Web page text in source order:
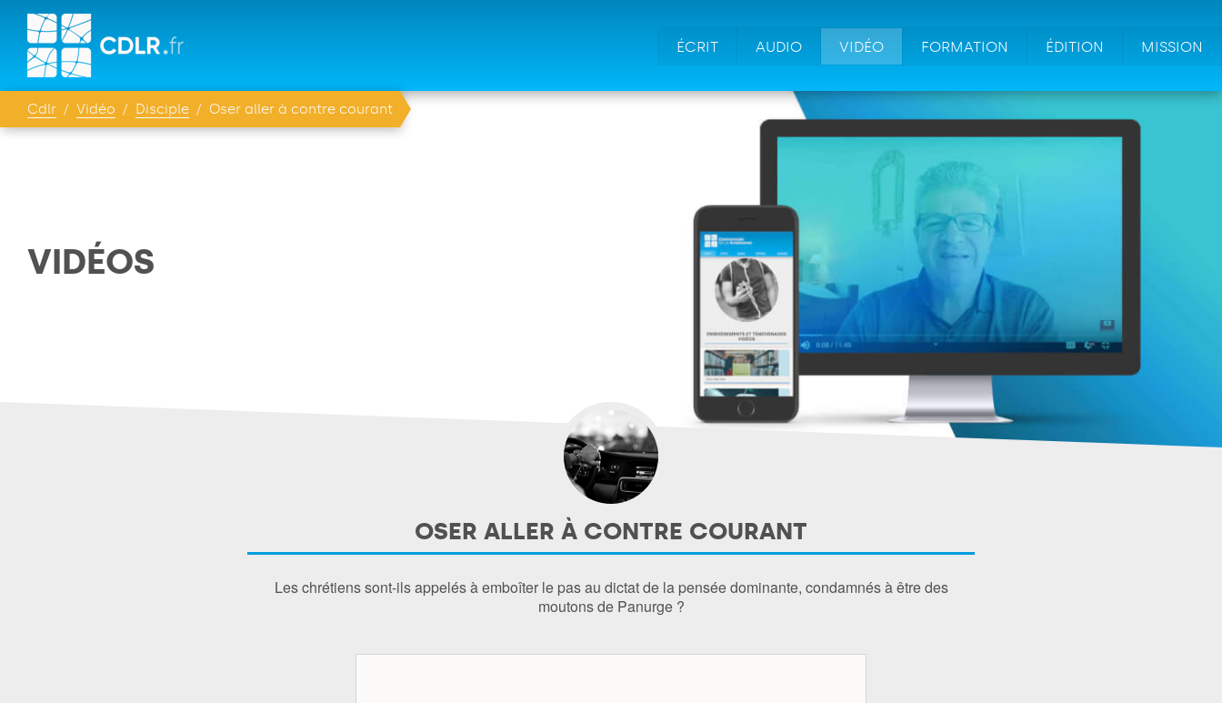
ÉCRIT AUDIO VIDÉO FORMATION ÉDITION MISSION
Cdlr Vidéo Disciple Oser aller à contre courant
VIDÉOS
OSER ALLER À CONTRE COURANT
Les chrétiens sont-ils appelés à emboîter le pas au dictat de la pensée dominante, condamnés à être des
moutons de Panurge ?